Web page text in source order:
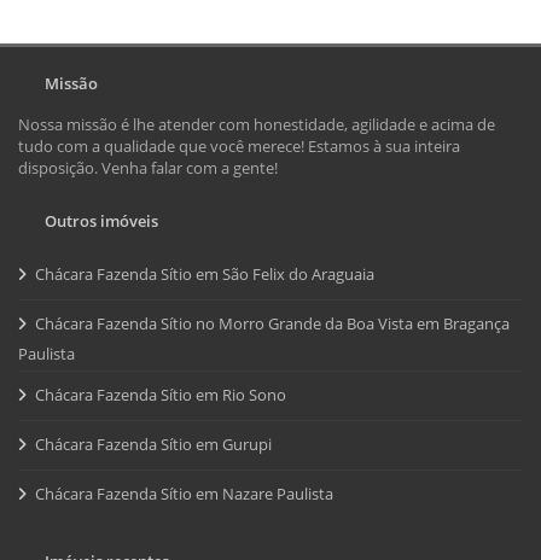
Missão
Nossa missão é lhe atender com honestidade, agilidade e acima de
tudo com a qualidade que você merece! Estamos à sua inteira
disposição. Venha falar com a gente!
Outros imóveis
Chácara Fazenda Sítio em São Felix do Araguaia
Chácara Fazenda Sítio no Morro Grande da Boa Vista em Bragança
Paulista
Chácara Fazenda Sítio em Rio Sono
Chácara Fazenda Sítio em Gurupi
Chácara Fazenda Sítio em Nazare Paulista